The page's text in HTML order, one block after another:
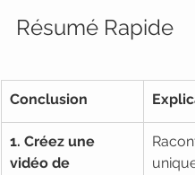
Résumé Rapide
Conclusion
1. Créez une
vidéo de